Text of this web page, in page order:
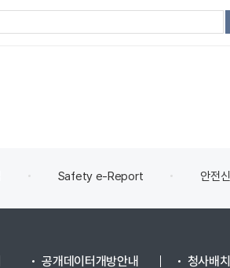
Safety e-Report 안전
공개데이터개방안내 청사배